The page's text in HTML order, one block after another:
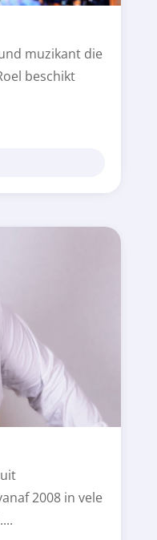
muzikant die
beschikt
2008 in vele